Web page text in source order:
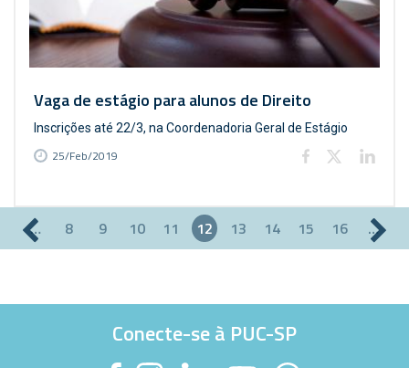
Vaga de estágio para alunos de Direito
Inscrições até 22/3, na Coordenadoria Geral de Estágio
25/Feb/2019
Páginas
… 8 9 10 11 12 13 14 15 16 …
Conecte-se à PUC-SP